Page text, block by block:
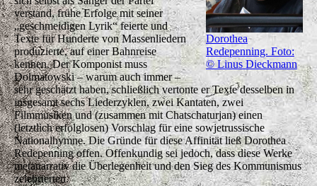
Dorothea
Redepenning. Foto:
© Linus Dieckmann
verstand, frühe Erfolge mit seiner
„geschmeidigen Lyrik“ feierte und
Texte für Hunderte von Massenliedern
produzierte, auf einer Bahnreise
kennen. Der Komponist muss
Dolmatowski – warum auch immer –
sehr geschätzt haben, schließlich vertonte er Texte desselben in
insgesamt sechs Liederzyklen, zwei Kantaten, zwei
Filmmusiken und (zusammen mit Chatschaturjan) einen
(letztlich erfolglosen) Vorschlag für eine sowjetrussische
Nationalhymne. Die Gründe für diese Affinität ließ Dorothea
Redepenning offen. Offenkundig sei jedoch, dass diese Werke
metanarrativ die Überlegenheit und den Sieg des Kommunismus
zelebrierten.